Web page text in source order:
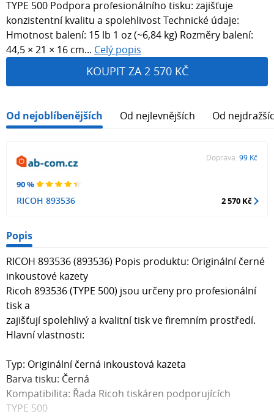
TYPE 500 Podpora profesionálního tisku: zajišťuje
konzistentní kvalitu a spolehlivost Technické údaje:
Hmotnost balení: 15 lb 1 oz (~6,84 kg) Rozměry balení:
44,5 × 21 × 16 cm... Celý popis
KOUPIT ZA 2 570 KČ
Od nejoblíbenějších Od nejlevnějších Od
90 %
RICOH 893536
Doprava: 99 Kč
2 570 Kč
Popis
RICOH 893536 (893536) Popis produktu: Originální černé
inkoustové kazety
Ricoh 893536 (TYPE 500) jsou určeny pro profesionální
tisk a
zajišťují spolehlivý a kvalitní tisk ve firemním prostředí.
Hlavní vlastnosti:
Typ: Originální černá inkoustová kazeta
Barva tisku: Černá
Kompatibilita: Řada Ricoh tiskáren podporujících
TYPE 500